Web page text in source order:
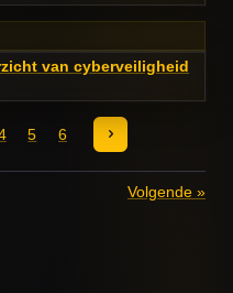
van cyberveiligheid
5 6
Volgende »